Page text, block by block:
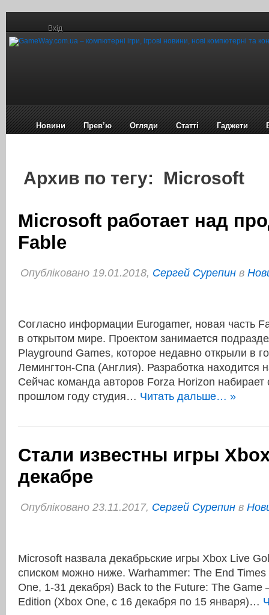
Вхід
Новини Прев’ю Огляди Статті Гаджети
Архив по тегу: Microsoft
Microsoft работает над
Fable
Опубліковано 19.01.2018, Сергей Сурепин в
Согласно информации Eurogamer, новая часть
в открытом мире. Проектом занимается
Playground Games, которое недавно открыли в
Лемингтон-Спа (Англия). Разработка находится
Сейчас команда авторов Forza Horizon набирает
прошлом году студия… Читать дальше… »
Стали известны игры
декабре
Опубліковано 23.11.2017, Сергей Сурепин в
Microsoft назвала декабрьские игры Xbox Live
списком можно ниже. Warhammer: The End
One, 1-31 декабря) Back to the Future: The
Edition (Xbox One, с 16 декабря по 15 января)…